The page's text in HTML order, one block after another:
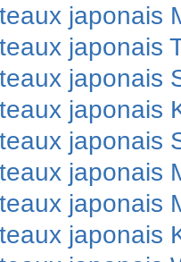
japonais
japonais
japonais
japonais
japonais
japonais
japonais
japonais